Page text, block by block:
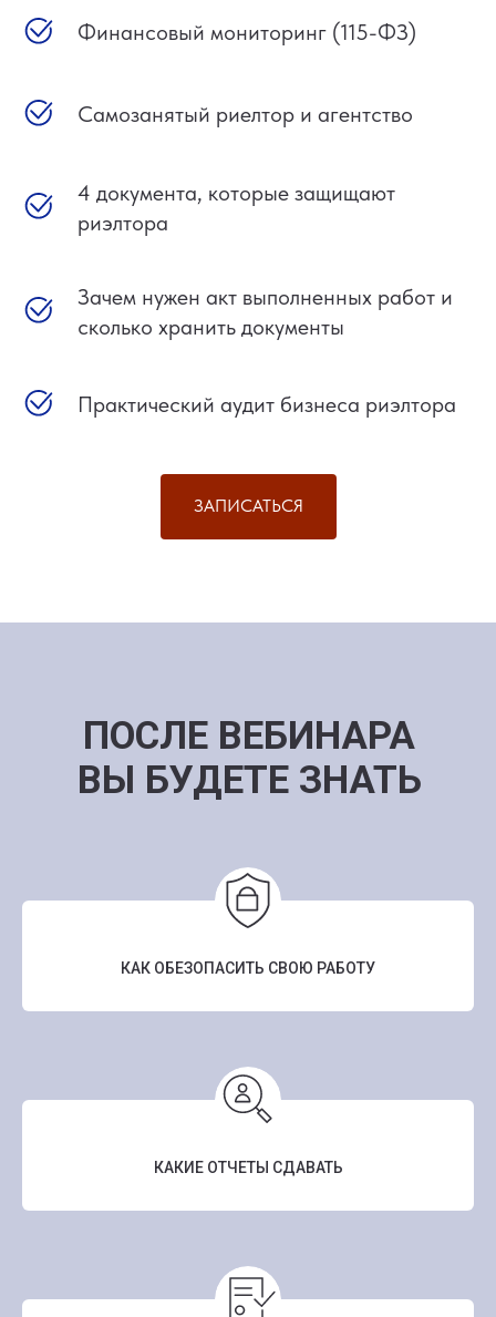
Финансовый мониторинг (115-ФЗ)
Самозанятый риелтор и агентство
4 документа, которые защищают
риэлтора
Зачем нужен акт выполненных работ и
сколько хранить документы
Практический аудит бизнеса риэлтора
ЗАПИСАТЬСЯ
ПОСЛЕ ВЕБИНАРА
ВЫ БУДЕТЕ ЗНАТЬ
КАК ОБЕЗОПАСИТЬ СВОЮ РАБОТУ
КАКИЕ ОТЧЕТЫ СДАВАТЬ